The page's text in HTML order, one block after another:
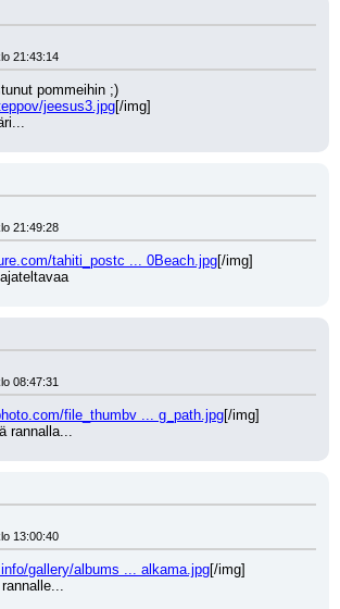
21:43:14
pommeihin ;)
jeesus3.jpg[/img]
21:49:28
tahiti_postc ... 0Beach.jpg[/img]
08:47:31
file_thumbv ... g_path.jpg[/img]
rannalla...
13:00:40
gallery/albums ... alkama.jpg[/img]